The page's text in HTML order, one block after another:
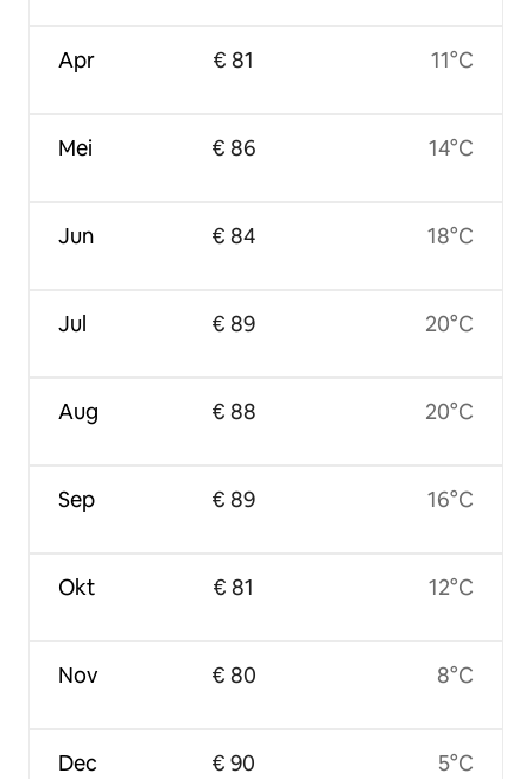
Apr
Mei
Jun
Jul
Aug
Sep
Okt
Nov
Dec
€ 81
€ 86
€ 84
€ 89
€ 88
€ 89
€ 81
€ 80
€ 90
11°C
14°C
18°C
20°C
20°C
16°C
12°C
8°C
5°C